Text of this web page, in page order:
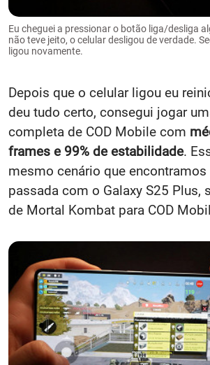
Eu cheguei a pressionar o botão liga/desliga
não teve jeito, o celular desligou de verdade.
ligou novamente.
Depois que o celular ligou eu
deu tudo certo, consegui jogar
completa de COD Mobile com
frames e 99% de estabilidade.
mesmo cenário que encontramos
passada com o Galaxy S25 Plus,
de Mortal Kombat para COD